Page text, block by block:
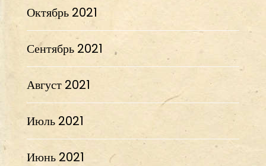
Октябрь 2021
Сентябрь 2021
Август 2021
Июль 2021
Июнь 2021